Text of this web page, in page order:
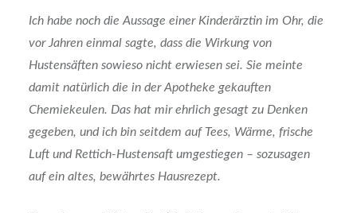
Ich habe noch die Aussage einer Kinderärztin im Ohr, die
vor Jahren einmal sagte, dass die Wirkung von
Hustensäften sowieso nicht erwiesen sei. Sie meinte
damit natürlich die in der Apotheke gekauften
Chemiekeulen. Das hat mir ehrlich gesagt zu Denken
gegeben, und ich bin seitdem auf Tees, Wärme, frische
Luft und Rettich-Hustensaft umgestiegen – sozusagen
auf ein altes, bewährtes Hausrezept.